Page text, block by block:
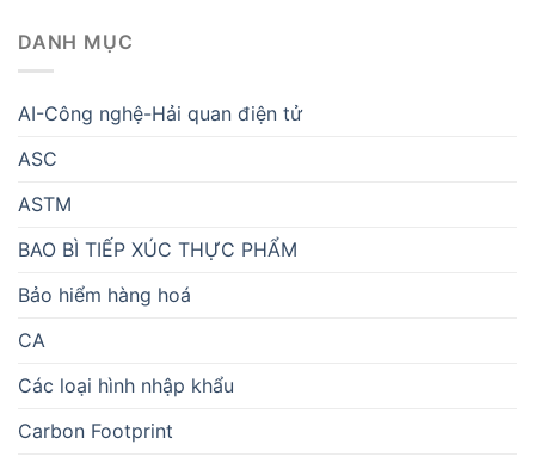
DANH MỤC
AI-Công nghệ-Hải quan điện tử
ASC
ASTM
BAO BÌ TIẾP XÚC THỰC PHẨM
Bảo hiểm hàng hoá
CA
Các loại hình nhập khẩu
Carbon Footprint